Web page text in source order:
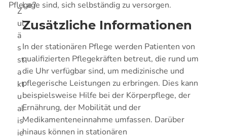
Pflege?
Z
ul
ä
s
st
a
kt
u
al
is
ie
Lage sind, sich selbständig zu versorgen.
Zusätzliche Informationen
In der stationären Pflege werden Patienten von
qualifizierten Pflegekräften betreut, die rund um
die Uhr verfügbar sind, um medizinische und
pflegerische Leistungen zu erbringen. Dies kann
beispielsweise Hilfe bei der Körperpflege, der
Ernährung, der Mobilität und der
Medikamenteneinnahme umfassen. Darüber
hinaus können in stationären